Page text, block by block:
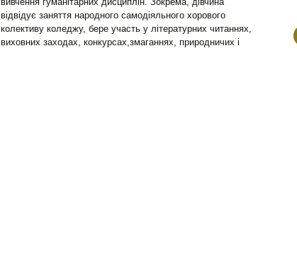
відвідує заняття народного самодіяльного хорового
колективу коледжу, бере участь у літературних читаннях,
виховних заходах, конкурсах,змаганнях, природничих і